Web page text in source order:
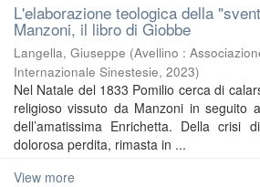
L'elaborazione teologica della
Manzoni, il libro di Giobbe
Langella, Giuseppe (Avellino :
Internazionale Sinestesie, 2023)
Nel Natale del 1833 Pomilio cerca di
religioso vissuto da Manzoni in seguito
dell’amatissima Enrichetta. Della crisi
dolorosa perdita, rimasta in ...
View more